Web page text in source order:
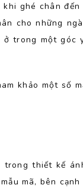
khi ghé chân
cho những
ở trong một
khảo một số
trong thiết kế
mã, bên